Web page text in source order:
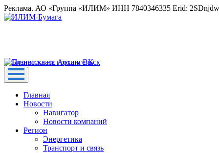
Реклама. АО «Группа «ИЛИМ» ИНН 7840346335 Erid:
Главная
Новости
Навигатор
Новости компаний
Регион
Энергетика
Транспорт и связь